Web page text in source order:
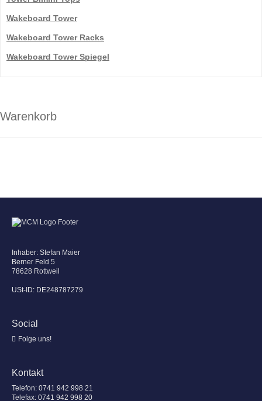
Wakeboard Tower
Wakeboard Tower Racks
Wakeboard Tower Spiegel
Warenkorb
Inhaber: Stefan Maier
Berner Feld 5
78628 Rottweil
USt-ID: DE248787279
Social
Folge uns!
Kontakt
Telefon: 0741 942 998 21
Telefax: 0741 942 998 20